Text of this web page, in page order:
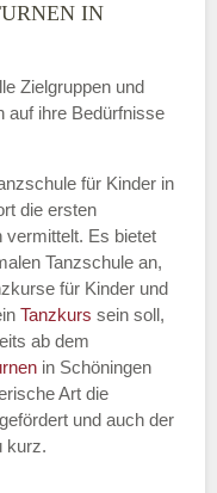
IN
Zielgruppen und
auf ihre Bedürfnisse
für Kinder in
die ersten
vermittelt. Es bietet
Tanzschule an,
für Kinder und
Tanzkurs sein soll,
ab dem
in Schöningen
Art die
und auch der
kurz.